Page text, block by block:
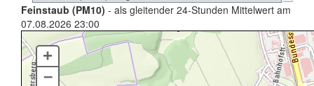
Feinstaub (PM10) - als gleitender 24-Stunden Mittelwert am
07.08.2026 23:00
+
–